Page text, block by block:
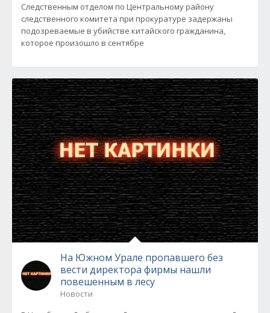
Следственным отделом по Центральному району
следственного комитета при прокуратуре задержаны
подозреваемые в убийстве китайского гражданина,
которое произошло в сентябре
На Южном Урале пропавшего без
вести директора фирмы нашли
повешенным в лесу
Новости